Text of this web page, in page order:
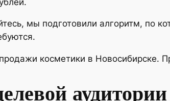
мы подготовили алгоритм, по
косметики в Новосибирске.
аудитории